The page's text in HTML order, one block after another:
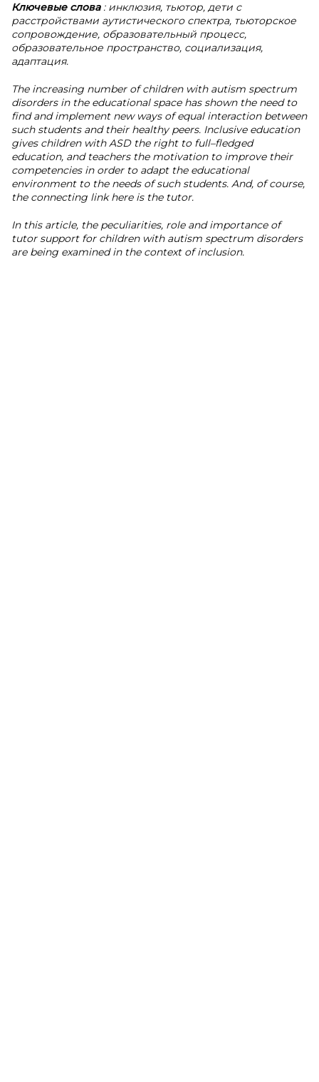
Ключевые слова : инклюзия, тьютор, дети с
расстройствами аутистического спектра, тьюторское
сопровождение, образовательный процесс,
образовательное пространство, социализация,
адаптация.
The increasing number of children with autism spectrum
disorders in the educational space has shown the need to
find and implement new ways of equal interaction between
such students and their healthy peers. Inclusive education
gives children with ASD the right to full–fledged
education, and teachers the motivation to improve their
competencies in order to adapt the educational
environment to the needs of such students. And, of course,
the connecting link here is the tutor.
In this article, the peculiarities, role and importance of
tutor support for children with autism spectrum disorders
are being examined in the context of inclusion.